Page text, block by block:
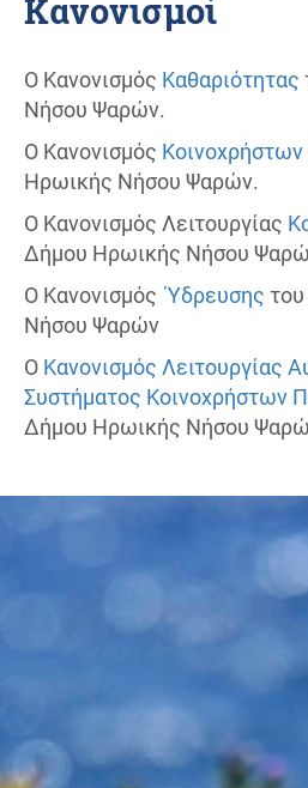
Κανονισμοί
Ο Κανονισμός Καθαριότητας
Νήσου Ψαρών.
Ο Κανονισμός
Ηρωικής Νήσου Ψαρών.
Ο Κανονισμός Λειτουργίας
Δήμου Ηρωικής Νήσου
Ο ΚανονισμόςΎδρευσης
Νήσου Ψαρών
Ο Κανονισμός Λειτουργίας
Συστήματος Κοινοχρήστων
Δήμου Ηρωικής Νήσου